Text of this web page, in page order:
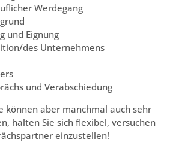
Werdegang
und Eignung
des Unternehmens
und Verabschiedung
können aber manchmal auch sehr
halten Sie sich flexibel, versuchen
einzustellen!